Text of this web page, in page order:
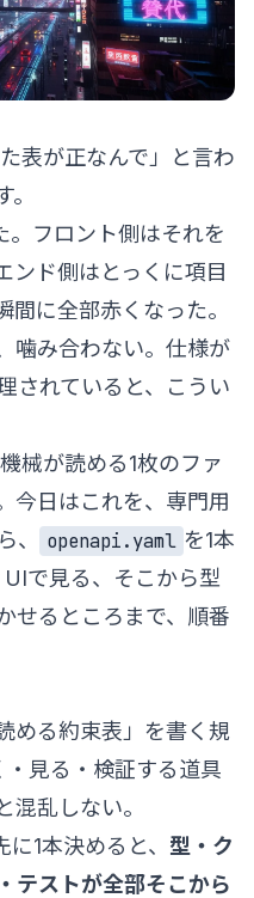
表が正なんで」と言わ
。フロント側はそれを
ンド側はとっくに項目
に全部赤くなった。
噛み合わない。仕様が
されていると、こうい
械が読める1枚のファ
今日はこれを、専門用
、
openapi.yaml を1本
で見る、そこから型
せるところまで、順番
める約束表」を書く規
・見る・検証する道具
混乱しない。
に1本決めると、 型・ク
テストが全部そこから